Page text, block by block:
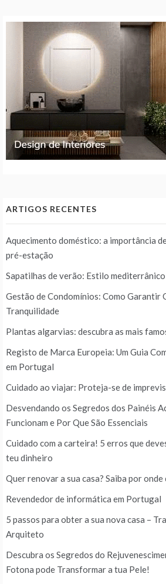
ARTIGOS RECENTES
Aquecimento doméstico: a importância
pré-estação
Sapatilhas de verão: Estilo
Gestão de Condomínios: Como Garantir
Tranquilidade
Plantas algarvias: descubra as mais
Registo de Marca Europeia: Um Guia
em Portugal
Cuidado ao viajar: Proteja-se de
Desvendando os Segredos dos Painéis
Funcionam e Por Que São Essenciais
Cuidado com a carteira! 5 erros que
teu dinheiro
Quer renovar a sua casa? Saiba por onde
Revendedor de informática em Portugal
5 passos para obter a sua nova casa –
Arquiteto
Descubra os Segredos do
Fotona pode Transformar a tua Pele!